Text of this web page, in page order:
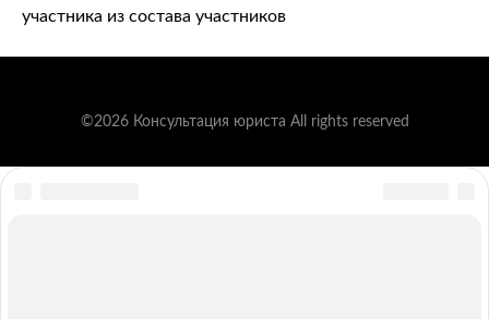
участника из состава участников
©2026 Консультация юриста All rights reserved